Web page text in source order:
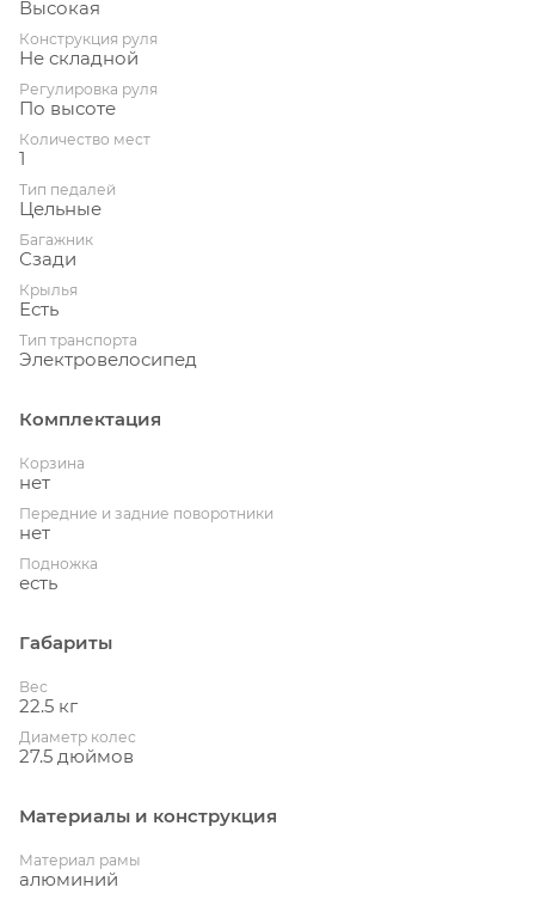
Высокая
Конструкция руля
Не складной
Регулировка руля
По высоте
Количество мест
1
Тип педалей
Цельные
Багажник
Сзади
Крылья
Есть
Тип транспорта
Электровелосипед
Комплектация
Корзина
нет
Передние и задние поворотники
нет
Подножка
есть
Габариты
Вес
22.5 кг
Диаметр колес
27.5 дюймов
Материалы и конструкция
Материал рамы
алюминий